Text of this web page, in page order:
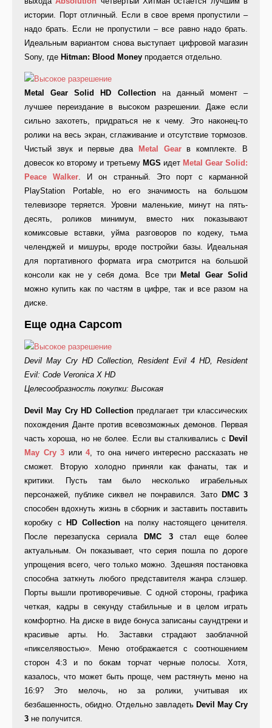
истории. Порт отличный. Если в свое время пропустили –
надо брать. Если не пропустили – все равно надо брать.
Идеальным вариантом снова выступает цифровой магазин
Sony, где Hitman: Blood Money продается отдельно.
Metal Gear Solid HD Collectionна данный момент –
лучшее переиздание в высоком разрешении. Даже если
сильно захотеть, придраться не к чему. Это наконец-то
ролики на весь экран, сглаживание и отсутствие тормозов.
Чистый звук и первые два
Metal Gearв комплекте. В
довесок ко второму и третьему MGS идет Metal Gear Solid:
Peace Walker. И он странный. Это порт с карманной
PlayStation Portable, но его значимость на большом
телевизоре теряется. Уровни маленькие, минут на пять-
десять, роликов минимум, вместо них показывают
комиксовые вставки, уйма разговоров по кодеку, тьма
челенджей и мишуры, вроде постройки базы. Идеальная
для портативного формата игра смотрится на большой
консоли как не у себя дома. Все три Metal Gear Solid
можно купить как по частям в цифре, так и все разом на
диске.
Еще одна Capcom
Devil May Cry HD Collection, Resident Evil 4 HD, Resident
Evil: Code Veronica X HD
Целесообразность покупки: Высокая
Devil May Cry HD Collectionпредлагает три классических
похождения Данте против всевозможных демонов. Первая
часть хороша, но не более. Если вы сталкивались с Devil
May Cry 3 или 4, то она ничего интересно рассказать не
сможет. Вторую холодно приняли как фанаты, так и
критики. Пусть там было несколько играбельных
персонажей, публике сиквел не понравился. Зато DMC 3
способен вдохнуть жизнь в сборник и заставить поставить
коробку с
HD Collectionна полку настоящего ценителя.
После перезапуска сериала
DMC 3стал еще более
актуальным. Он показывает, что серия пошла по дороге
упрощения всего, чего только можно. Здешняя постановка
способна заткнуть любого представителя жанра слэшер.
Порты вышли противоречивые. С одной стороны, графика
четкая, кадры в секунду стабильные и в целом играть
комфортно. На диске в виде бонуса записаны саундтреки и
красивые арты. Но. Заставки страдают заоблачной
«пикселявостью». Меню отображается с соотношением
сторон 4:3 и по бокам торчат черные полосы. Хотя,
казалось, что может быть проще, чем растянуть меню на
16:9? Это мелочь, но за ролики, учитывая их
безбашенность, обидно. Отдельно завладеть Devil May Cry
3 не получится.